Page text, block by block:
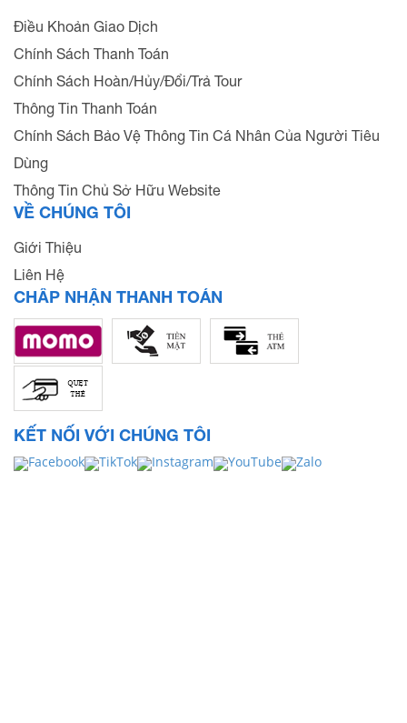
Điều Khoản Giao Dịch
Chính Sách Thanh Toán
Chính Sách Hoàn/Hủy/Đổi/Trả Tour
Thông Tin Thanh Toán
Chính Sách Bảo Vệ Thông Tin Cá Nhân Của Người Tiêu
Dùng
Thông Tin Chủ Sở Hữu Website
VỀ CHÚNG TÔI
Giới Thiệu
Liên Hệ
CHẤP NHẬN THANH TOÁN
KẾT NỐI VỚI CHÚNG TÔI